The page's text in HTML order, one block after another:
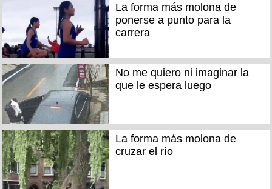
La forma más molona de
ponerse a punto para la
carrera
No me quiero ni imaginar la
que le espera luego
La forma más molona de
cruzar el río